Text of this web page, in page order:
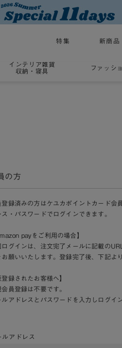
特集 新商品
インテリア雑貨
収納・寝具
ファッシ
の方
登録済みの方はケユカポイントカード会
ス・パスワードでログインできます。
payをご利用の場合】
ログインは、注文完了メールに記載の
お願いいたします。登録完了後、下記よ
登録されたお客様へ】
会員登録は不要です。
ルアドレスとパスワードを入力しログイ
ルアドレス